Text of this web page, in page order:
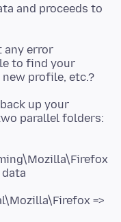
and proceeds to
any error
to find your
up your
=>